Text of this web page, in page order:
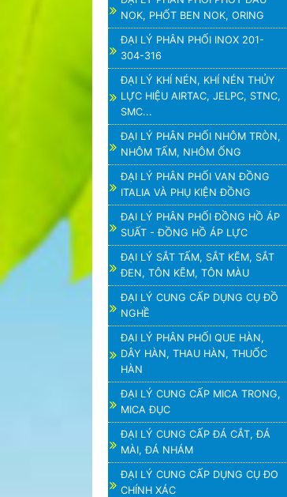
NOK, PHỐT BEN NOK, ORING
ĐẠI LÝ PHÂN PHỐI INOX 201-
304-316
ĐẠI LÝ KHÍ NÉN, KHÍ NÉN THỦY
LỰC HIỆU AIRTAC, JELPC, STNC,
SMC...
ĐẠI LÝ PHÂN PHỐI NHÔM TRÒN,
NHÔM TẤM, NHÔM ỐNG
ĐẠI LÝ PHÂN PHỐI VAN ĐỒNG
ITALIA VÀ PHỤ KIỆN ĐỒNG
ĐẠI LÝ PHÂN PHỐI ĐỒNG HỒ ÁP
SUẤT - ĐỒNG HỒ ÁP LỰC
ĐẠI LÝ SẮT TẤM, SẮT KẼM, SẮT
ĐEN, TÔN KẼM, TÔN MÀU
ĐẠI LÝ CUNG CẤP DỤNG CỤ ĐỒ
NGHỀ
ĐẠI LÝ PHÂN PHỐI QUE HÀN,
DÂY HÀN, THAU HÀN, THUỐC
HÀN
ĐẠI LÝ CUNG CẤP MICA TRONG,
MICA ĐỤC
ĐẠI LÝ CUNG CẤP ĐÁ CẮT, ĐÁ
MÀI, ĐÁ NHÁM
ĐẠI LÝ CUNG CẤP DỤNG CỤ ĐO
CHÍNH XÁC